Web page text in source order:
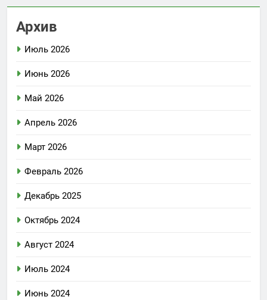
Архив
Июль 2026
Июнь 2026
Май 2026
Апрель 2026
Март 2026
Февраль 2026
Декабрь 2025
Октябрь 2024
Август 2024
Июль 2024
Июнь 2024